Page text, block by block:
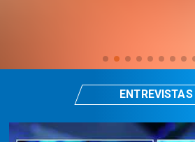
ENTREVISTAS